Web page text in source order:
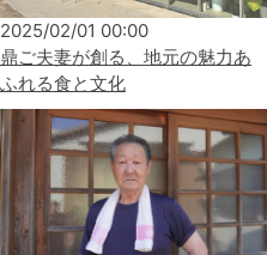
2025/02/01 00:00
鼎ご夫妻が創る、地元の魅力あ
ふれる食と文化